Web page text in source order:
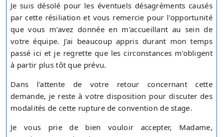
Je suis désolé pour les éventuels désagréments causés
par cette résiliation et vous remercie pour l'opportunité
que vous m'avez donnée en m'accueillant au sein de
votre équipe. J'ai beaucoup appris durant mon temps
passé ici et je regrette que les circonstances m'obligent
à partir plus tôt que prévu.
Dans l'attente de votre retour concernant cette
demande, je reste à votre disposition pour discuter des
modalités de cette rupture de convention de stage.
Je vous prie de bien vouloir accepter, Madame,